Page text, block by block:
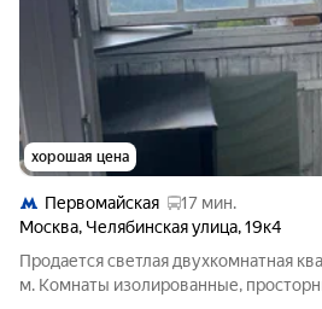
хорошая цена
Первомайская
17 мин.
Москва, Челябинская улица,19к4
Продается светлая двухкомнатная
м. Комнаты изолированные,